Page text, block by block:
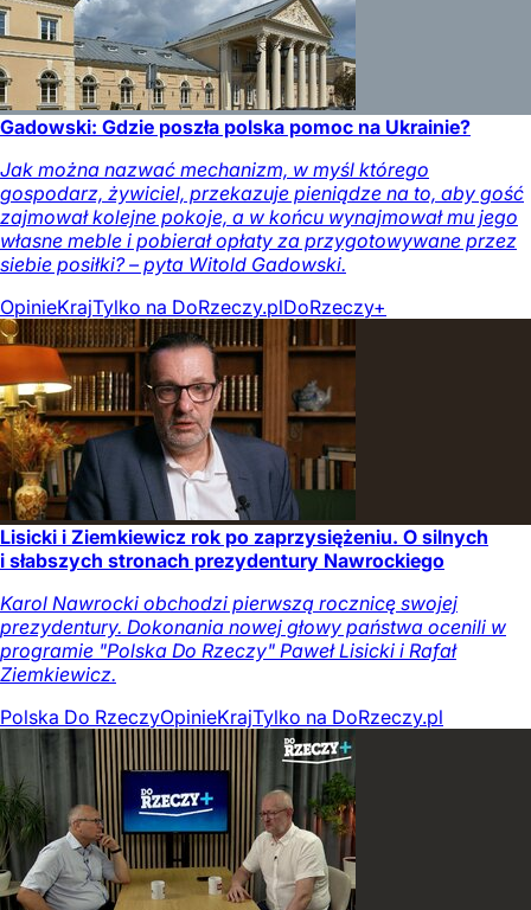
Gadowski: Gdzie poszła polska pomoc na Ukrainie?
Jak można nazwać mechanizm, w myśl którego
gospodarz, żywiciel, przekazuje pieniądze na to, aby gość
zajmował kolejne pokoje, a w końcu wynajmował mu jego
własne meble i pobierał opłaty za przygotowywane przez
siebie posiłki? – pyta Witold Gadowski.
OpinieKrajTylko na DoRzeczy.plDoRzeczy+
Lisicki i Ziemkiewicz rok po zaprzysiężeniu. O silnych
i słabszych stronach prezydentury Nawrockiego
Karol Nawrocki obchodzi pierwszą rocznicę swojej
prezydentury. Dokonania nowej głowy państwa ocenili w
programie "Polska Do Rzeczy" Paweł Lisicki i Rafał
Ziemkiewicz.
Polska Do RzeczyOpinieKrajTylko na DoRzeczy.pl